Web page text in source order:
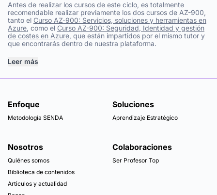
Antes de realizar los cursos de este ciclo, es totalmente
recomendable realizar previamente los dos cursos de AZ-900,
tanto el Curso AZ-900: Servicios, soluciones y herramientas en
Azure, como el Curso AZ-900: Seguridad, Identidad y gestión
de costes en Azure, que están impartidos por el mismo tutor y
que encontrarás dentro de nuestra plataforma.
Leer más
Enfoque
Metodología SENDA
Soluciones
Aprendizaje Estratégico
Nosotros
Quiénes somos
Biblioteca de contenidos
Articulos y actualidad
Colaboraciones
Ser Profesor Top